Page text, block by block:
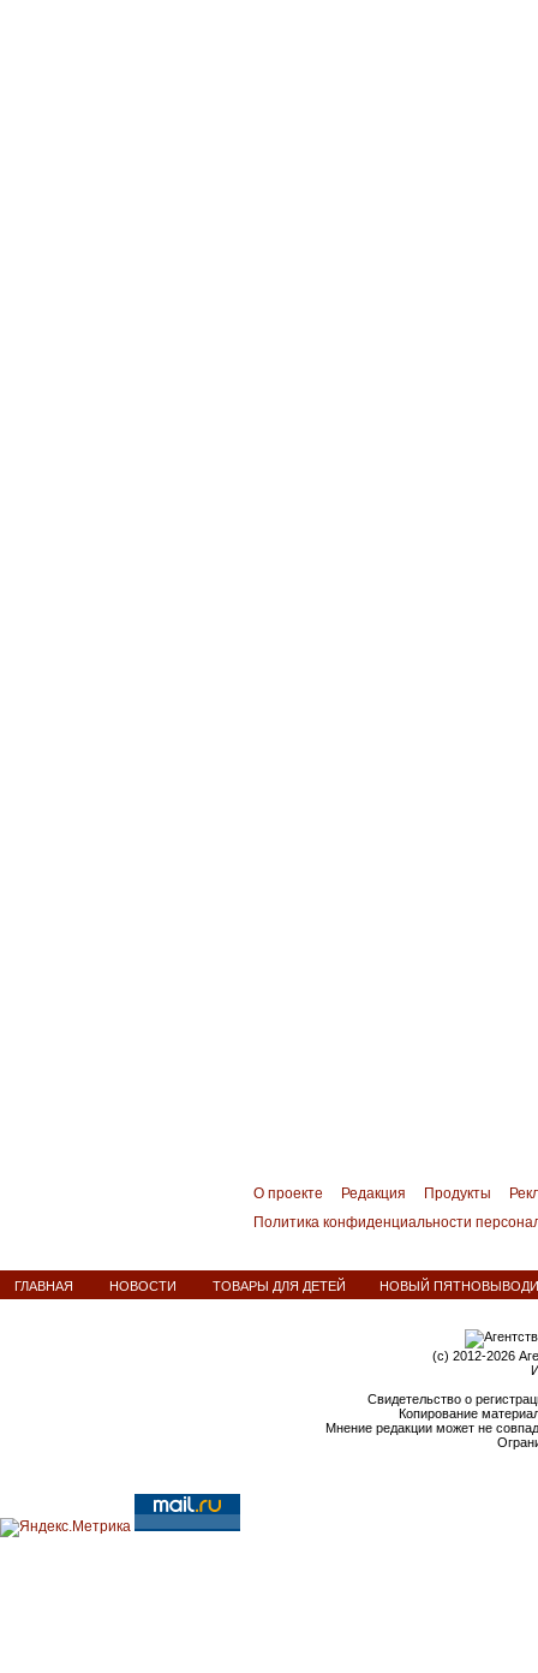
О проекте Редакция Продукты
Политика конфиденциальности
ГЛАВНАЯ НОВОСТИ ТОВАРЫ ДЛЯ ДЕТЕЙ НОВЫЙ
(c) 2012-2026
Свидетельство о
Копирование
Мнение редакции может не